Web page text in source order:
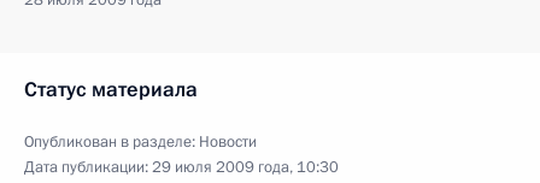
Статус материала
Опубликован в разделе: Новости
Дата публикации:29 июля 2009 года, 10:30